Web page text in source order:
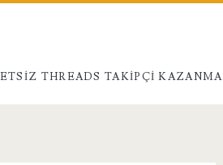
THREADS TAKIPÇI KAZANMA